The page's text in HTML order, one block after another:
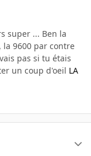
super ... Ben la
9600 par contre
pas si tu étais
un coup d'oeil LA